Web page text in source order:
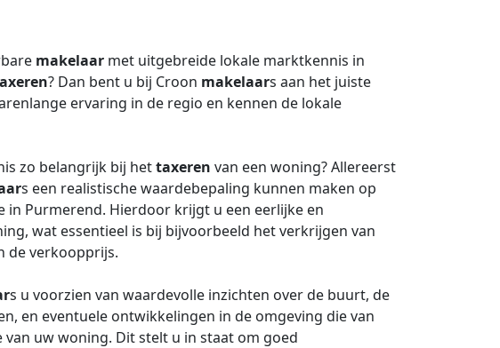
makelaar met uitgebreide lokale marktkennis in
? Dan bent u bij Croon makelaars aan het juiste
ervaring in de regio en kennen de lokale
zo belangrijk bij hettaxeren van een woning? Allereerst
s een realistische waardebepaling kunnen maken op
in Purmerend. Hierdoor krijgt u een eerlijke en
wat essentieel is bij bijvoorbeeld het verkrijgen van
de verkoopprijs.
s u voorzien van waardevolle inzichten over de buurt, de
en eventuele ontwikkelingen in de omgeving die van
uw woning. Dit stelt u in staat om goed